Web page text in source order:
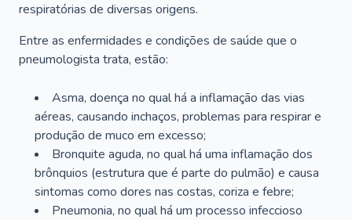
respiratórias de diversas origens.
Entre as enfermidades e condições de saúde que o
pneumologista trata, estão:
Asma, doença no qual há a inflamação das vias
aéreas, causando inchaços, problemas para respirar e
produção de muco em excesso;
Bronquite aguda, no qual há uma inflamação dos
brônquios (estrutura que é parte do pulmão) e causa
sintomas como dores nas costas, coriza e febre;
Pneumonia, no qual há um processo infeccioso